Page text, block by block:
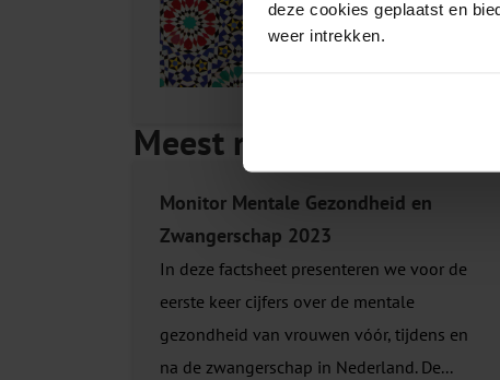
deze cookies geplaatst en
weer intrekken.
Bekijk dit
Meest recente producten
Monitor Mentale Gezondheid en
Zwangerschap 2023
In deze factsheet presenteren we voor de
eerste keer cijfers over de mentale
gezondheid van vrouwen vóór, tijdens en
na de zwangerschap in Nederland. De...